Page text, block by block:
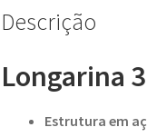
Descrição
Longarina
Estrutura em